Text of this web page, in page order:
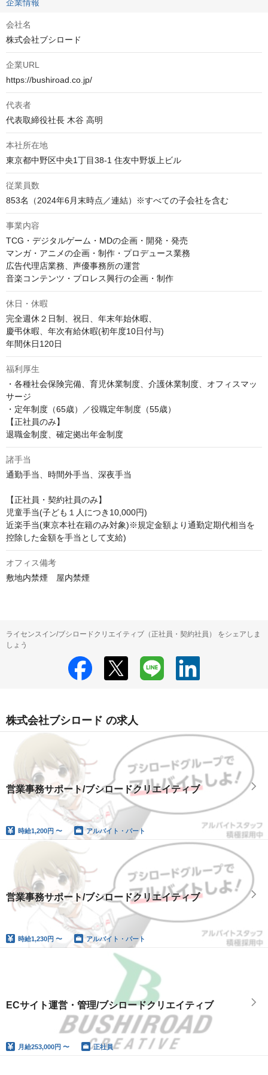
企業情報
会社名
株式会社ブシロード
企業URL
https://bushiroad.co.jp/
代表者
代表取締役社長 木谷 高明
本社所在地
東京都中野区中央1丁目38-1 住友中野坂上ビル
従業員数
853名（2024年6月末時点／連結）※すべての子会社を含む
事業内容
TCG・デジタルゲーム・MDの企画・開発・発売
マンガ・アニメの企画・制作・プロデュース業務
広告代理店業務、声優事務所の運営
音楽コンテンツ・プロレス興行の企画・制作
休日・休暇
完全週休２日制、祝日、年末年始休暇、
慶弔休暇、年次有給休暇(初年度10日付与)
福利厚生
・各種社会保険完備、育児休業制度、介護休業制度、オフィスマッ
サージ
・定年制度（65歳）／役職定年制度（55歳）
【正社員のみ】
退職金制度、確定拠出年金制度
諸手当
通勤手当、時間外手当、深夜手当
【正社員・契約社員のみ】
児童手当(子ども１人につき10,000円)
近楽手当(東京本社在籍のみ対象)※規定金額より通勤定期代相当を
控除した金額を手当として支給)
オフィス備考
敷地内禁煙　屋内禁煙
ライセンスイン/ブシロードクリエイティブ（正社員・契約社員） をシェアしま
しょう
株式会社ブシロード の求人
営業事務サポート/ブシロードクリエイティブ
時給1,200円 〜 アルバイト・パート
営業事務サポート/ブシロードクリエイティブ
時給1,230円 〜 アルバイト・パート
ECサイト運営・管理/ブシロードクリエイティブ
月給253,000円 〜 正社員